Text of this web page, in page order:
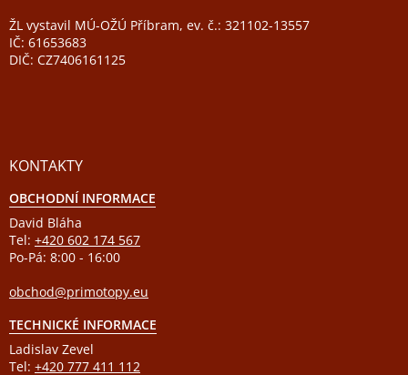
ŽL vystavil MÚ-OŽÚ Příbram, ev. č.: 321102-13557
IČ: 61653683
DIČ: CZ7406161125
KONTAKTY
OBCHODNÍ INFORMACE
David Bláha
Tel: +420 602 174 567
Po-Pá: 8:00 - 16:00
obchod@primotopy.eu
TECHNICKÉ INFORMACE
Ladislav Zevel
Tel: +420 777 411 112